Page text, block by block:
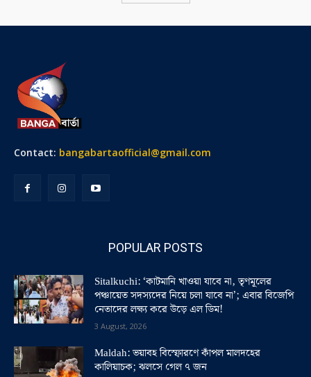
Contact: bangabartaofficial@gmail.com
POPULAR POSTS
Sitalkuchi: ‘কাটমানি খাওয়া যাবে না, তৃণমূলের
পঞ্চায়েত সদস্যদের নিয়ে চলা যাবে না’; এবার বিজেপি
নেতাদের লক্ষ্য করে উড়ে এল ডিম!
3 August, 2026
Maldah: ভয়াবহ বিস্ফোরণে কাঁপল মালদহের
কালিয়াচক; ঝলসে গেল ৭ জন